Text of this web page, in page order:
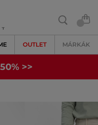
OUTLET MÁRKÁK
>>